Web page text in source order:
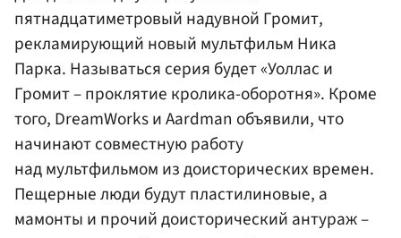
пятнадцатиметровый надувной Громит,
рекламирующий новый мультфильм Ника
Парка. Называться серия будет «Уоллас и
Громит – проклятие кролика-оборотня». Кроме
того, DreamWorks и Aardman объявили, что
начинают совместную работу
над мультфильмом из доисторических времен.
Пещерные люди будут пластилиновые, а
мамонты и прочий доисторический антураж –